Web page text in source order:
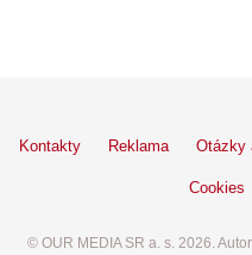
Kontakty Reklama Otázky
Cookies
© OUR MEDIA SR a. s. 2026.